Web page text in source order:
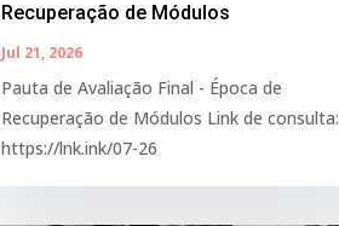
Recuperação de Módulos
Jul 21, 2026
Pauta de Avaliação Final - Época de
Recuperação de Módulos Link de consulta:
https://lnk.ink/07-26